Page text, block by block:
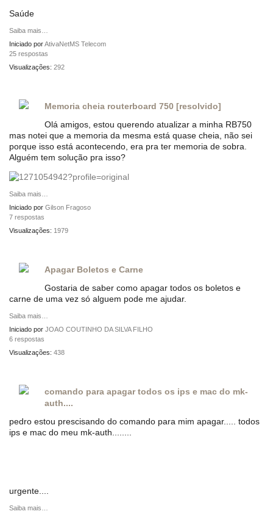
Saúde
Saiba mais…
Iniciado porAtivaNetMS Telecom
25 respostas
Visualizações: 292
Memoria cheia routerboard 750 [resolvido]
Olá amigos, estou querendo atualizar a minha RB750
mas notei que a memoria da mesma está quase cheia, não sei
porque isso está acontecendo, era pra ter memoria de sobra.
Alguém tem solução pra isso?
Saiba mais…
Iniciado por Gilson Fragoso
7 respostas
Visualizações: 1979
Apagar Boletos e Carne
Gostaria de saber como apagar todos os boletos e
carne de uma vez só alguem pode me ajudar.
Saiba mais…
Iniciado por JOAO COUTINHO DA SILVA FILHO
6 respostas
Visualizações: 438
comando para apagar todos os ips e mac do mk-
auth....
pedro estou prescisando do comando para mim apagar..... todos
ips e mac do meu mk-auth........
urgente....
Saiba mais…